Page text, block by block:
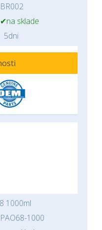
BR002
✔na sklade
5dni
1000ml
PAO68-1000